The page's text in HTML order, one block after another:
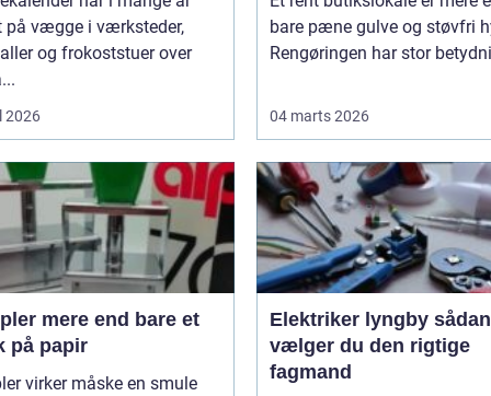
vægge i værksteder,
og frokoststuer over
2026
bare pæne gulve og støvfri
Rengøringen har stor
04 marts 2026
bare et
på papir
virker måske en smule
Elektriker lyngby sådan
vælger du den rigtige
fagmand